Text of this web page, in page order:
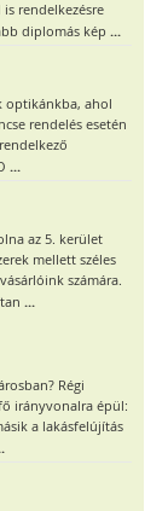
rendelkezésre
diplomás kép ...
optikánkba, ahol
rendelés esetén
...
az 5. kerület
mellett széles
számára.
...
Régi
irányvonalra épül:
a lakásfelújítás